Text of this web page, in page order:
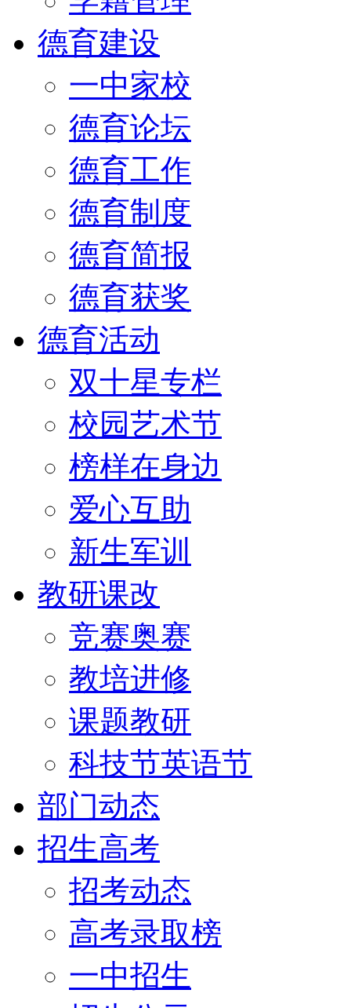
德育建设
一中家校
德育论坛
德育工作
德育制度
德育简报
德育获奖
德育活动
双十星专栏
校园艺术节
榜样在身边
爱心互助
新生军训
教研课改
竞赛奥赛
教培进修
课题教研
科技节英语节
部门动态
招生高考
招考动态
高考录取榜
一中招生